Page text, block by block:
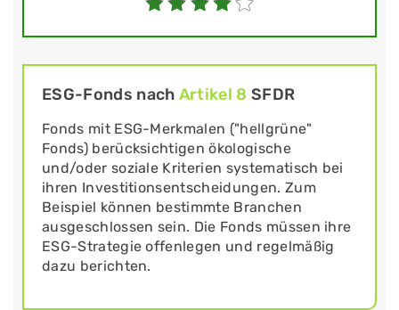
ESG-Fonds nach Artikel 8 SFDR
Fonds mit ESG-Merkmalen ("hellgrüne"
Fonds) berücksichtigen ökologische
und/oder soziale Kriterien systematisch bei
ihren Investitionsentscheidungen. Zum
Beispiel können bestimmte Branchen
ausgeschlossen sein. Die Fonds müssen ihre
ESG-Strategie offenlegen und regelmäßig
dazu berichten.